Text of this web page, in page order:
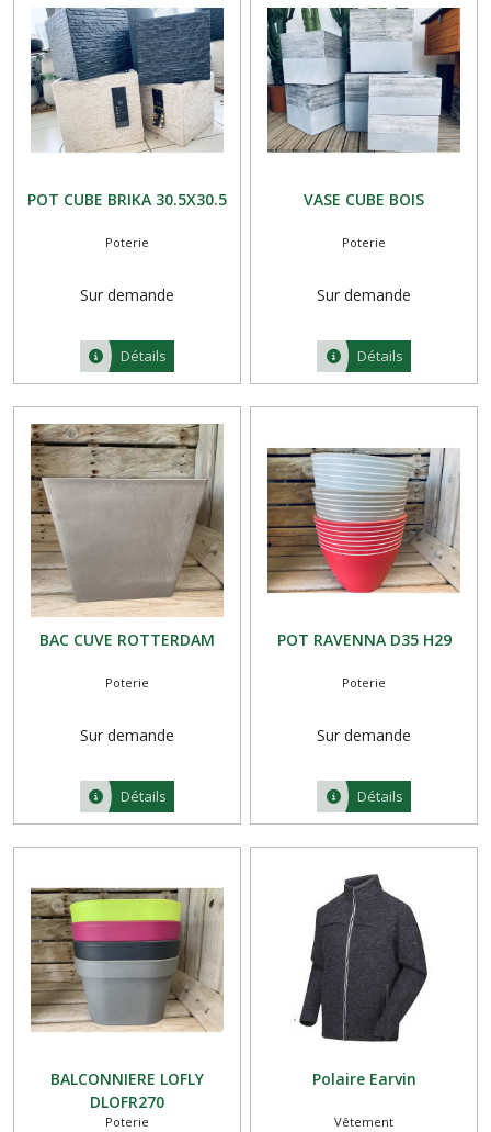
POT CUBE BRIKA 30.5X30.5
Poterie
Sur demande
Détails
VASE CUBE BOIS
Poterie
Sur demande
Détails
BAC CUVE ROTTERDAM
Poterie
Sur demande
Détails
POT RAVENNA D35 H29
Poterie
Sur demande
Détails
BALCONNIERE LOFLY
DLOFR270
Poterie
Polaire Earvin
Vêtement
(16)
PRODUIT
DU
TERROIR
(24)
MÉNAGER